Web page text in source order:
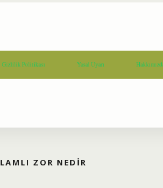
Gizlilik Politikası Yasal Uyarı
ZOR NEDIR